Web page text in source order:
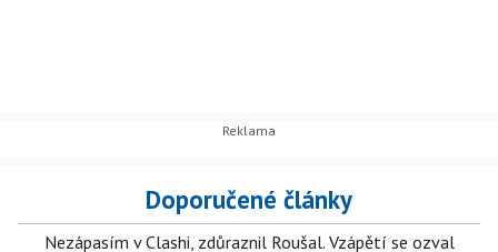
Doporučené články
Nezápasím v Clashi, zdůraznil Roušal. Vzápětí se ozval